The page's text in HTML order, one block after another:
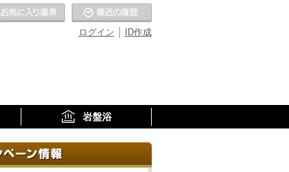
ID作成
ログイン
お気に入りの温泉
岩盤浴